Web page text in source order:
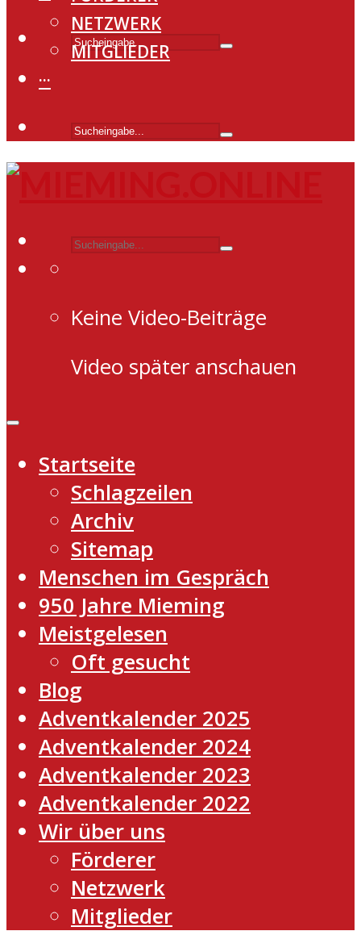
NETZWERK
MITGLIEDER
···
Keine Video-Beiträge
Video später anschauen
Startseite
Schlagzeilen
Archiv
Sitemap
Menschen im Gespräch
950 Jahre Mieming
Meistgelesen
Oft gesucht
Blog
Adventkalender 2025
Adventkalender 2024
Adventkalender 2023
Adventkalender 2022
Wir über uns
Förderer
Netzwerk
Mitglieder